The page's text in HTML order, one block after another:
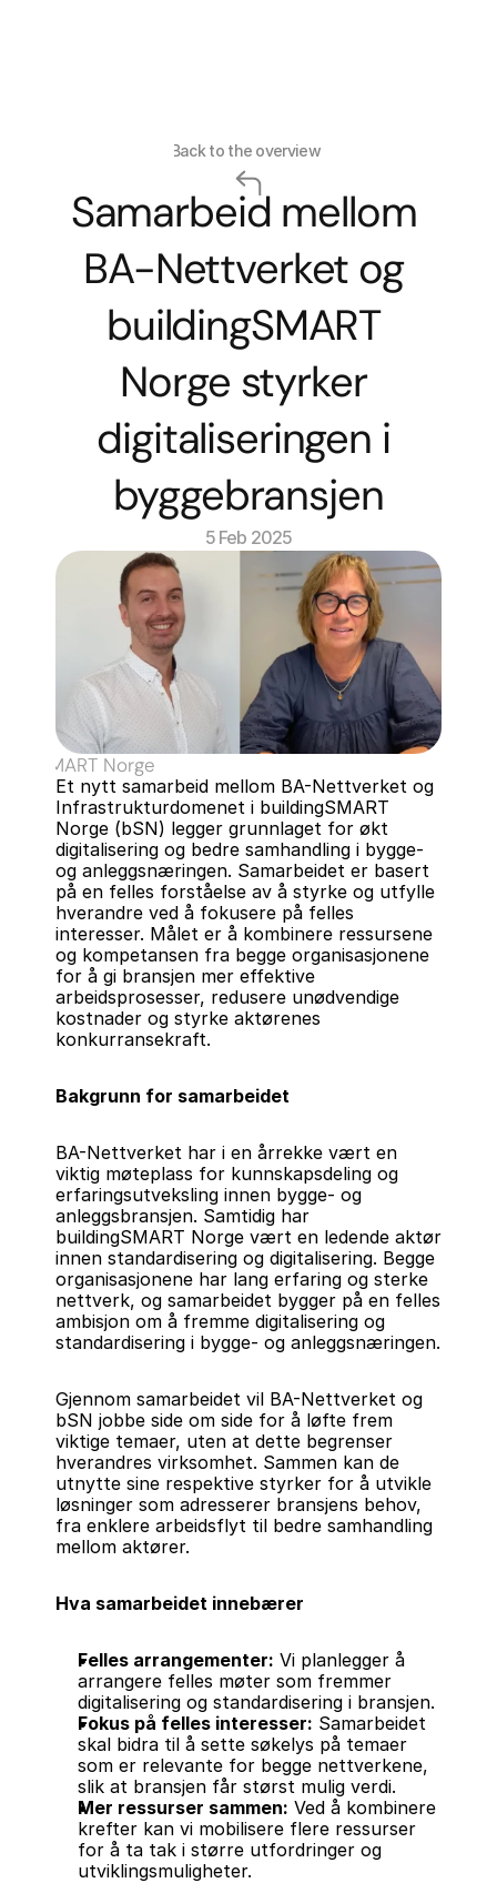
Back to the overview
Samarbeid mellom
BA-Nettverket og
buildingSMART
Norge styrker
digitaliseringen i
byggebransjen
5 Feb 2025
Norge
Et nytt samarbeid mellom BA-Nettverket og
Infrastrukturdomenet i buildingSMART
Norge (bSN) legger grunnlaget for økt
digitalisering og bedre samhandling i bygge-
og anleggsnæringen. Samarbeidet er basert
på en felles forståelse av å styrke og utfylle
hverandre ved å fokusere på felles
interesser. Målet er å kombinere ressursene
og kompetansen fra begge organisasjonene
for å gi bransjen mer effektive
arbeidsprosesser, redusere unødvendige
kostnader og styrke aktørenes
konkurransekraft.
Bakgrunn for samarbeidet
BA-Nettverket har i en årrekke vært en
viktig møteplass for kunnskapsdeling og
erfaringsutveksling innen bygge- og
anleggsbransjen. Samtidig har
buildingSMART Norge vært en ledende aktør
innen standardisering og digitalisering. Begge
organisasjonene har lang erfaring og sterke
nettverk, og samarbeidet bygger på en felles
ambisjon om å fremme digitalisering og
standardisering i bygge- og anleggsnæringen.
Gjennom samarbeidet vil BA-Nettverket og
bSN jobbe side om side for å løfte frem
viktige temaer, uten at dette begrenser
hverandres virksomhet. Sammen kan de
utnytte sine respektive styrker for å utvikle
løsninger som adresserer bransjens behov,
fra enklere arbeidsflyt til bedre samhandling
mellom aktører.
Hva samarbeidet innebærer
Felles arrangementer: Vi planlegger å
arrangere felles møter som fremmer
digitalisering og standardisering i bransjen.
Fokus på felles interesser: Samarbeidet
skal bidra til å sette søkelys på temaer
som er relevante for begge nettverkene,
slik at bransjen får størst mulig verdi.
Mer ressurser sammen: Ved å kombinere
krefter kan vi mobilisere flere ressurser
for å ta tak i større utfordringer og
utviklingsmuligheter.